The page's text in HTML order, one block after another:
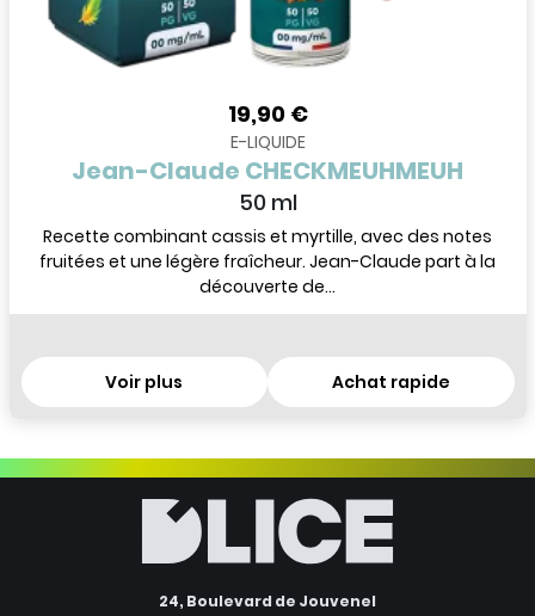
19,90 €
E-LIQUIDE
Jean-Claude CHECKMEUHMEUH
50 ml
Recette combinant cassis et myrtille, avec des notes
fruitées et une légère fraîcheur. Jean-Claude part à la
découverte de...
Voir plus Achat rapide
24, Boulevard de Jouvenel